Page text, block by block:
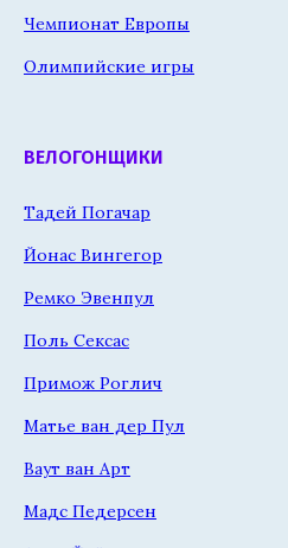
Чемпионат Европы
Олимпийские игры
ВЕЛОГОНЩИКИ
Тадей Погачар
Йонас Вингегор
Ремко Эвенпул
Поль Сексас
Примож Роглич
Матье ван дер Пул
Ваут ван Арт
Мадс Педерсен